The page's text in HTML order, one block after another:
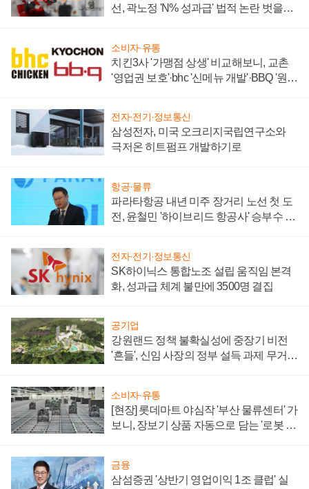
선, 곽노정 'N% 성과급' 법적 논란 벗을지
소비자·유통
치킨3사 '가맹점 상생' 비교해보니, 교촌
'영업권 보호'·bhc '신메뉴 개발'·BBQ '원가
전자·전기·정보통신
삼성전자, 미국 오크리지국립연구소와
극저온 히트펌프 개발하기로
항공·물류
파라타항공 내년 미주 장거리 노선 첫 도
전, 윤철민 '하이브리드 항공사' 승부수 통
전자·전기·정보통신
SK하이닉스 통합노조 설립 움직임 본격
화, 성과급 체계 불만에 3500명 결집
공기업
강원랜드 정책 불확실성에 중장기 비전
'흔들', 신임 사장의 정부 설득 과제 무거워
소비자·유통
[현장] 롯데마트 야심작 '부산 물류센터' 가
보니, 장보기 상품 자동으로 담는 '로봇 40
금융
삼섬증권 '상반기 영업이익 1조 클럽' 실